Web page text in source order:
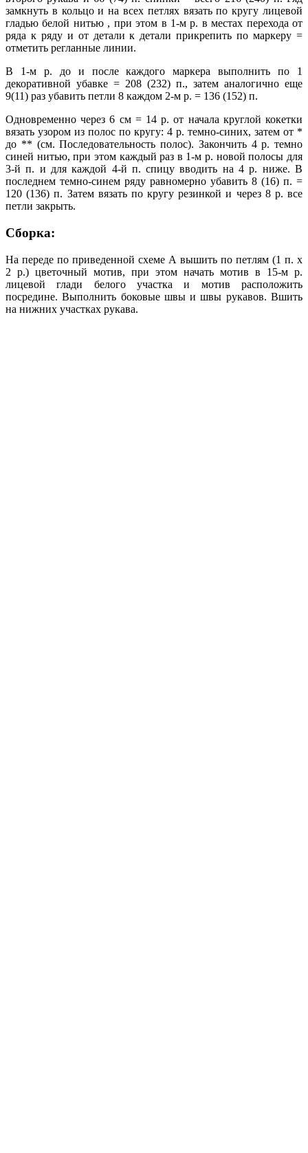
замкнуть в кольцо и на всех петлях вязать по кругу лицевой
гладью белой нитью , при этом в 1-м р. в местах перехода от
ряда к ряду и от детали к детали прикрепить по маркеру =
отметить регланные линии.
В 1-м р. до и после каждого маркера выполнить по 1
декоративной убавке = 208 (232) п., затем аналогично еще
9(11) раз убавить петли 8 каждом 2-м р. = 136 (152) п.
Одновременно через 6 см = 14 р. от начала круглой кокетки
вязать узором из полос по кругу: 4 р. темно-синих, затем от *
до ** (см. Последовательность полос). Закончить 4 р. темно
синей нитью, при этом каждый раз в 1-м р. новой полосы для
3-й п. и для каждой 4-й п. спицу вводить на 4 р. ниже. В
последнем темно-синем ряду равномерно убавить 8 (16) п. =
120 (136) п. Затем вязать по кругу резинкой и через 8 р. все
петли закрыть.
Сборка:
На переде по приведенной схеме А вышить по петлям (1 п. х
2 р.) цветочный мотив, при этом начать мотив в 15-м р.
лицевой глади белого участка и мотив расположить
посредине. Выполнить боковые швы и швы рукавов. Вшить
на нижних участках рукава.